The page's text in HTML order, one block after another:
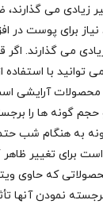
می گذارند،
برای پوست در
می‌ گذارند.
توانید با استفاده
محصولات آرایشی
گونه ها را
به هنگام شب
برای تغییر ظاهر
که حاوی
نمودن آنها